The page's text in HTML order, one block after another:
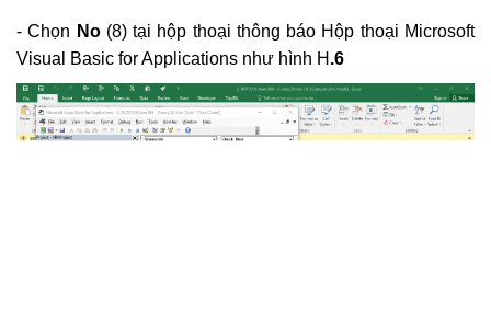
- Chọn No(8) tại hộp thoại thông báo Hộp thoại Microsoft
Visual Basic for Applications như hình H .6